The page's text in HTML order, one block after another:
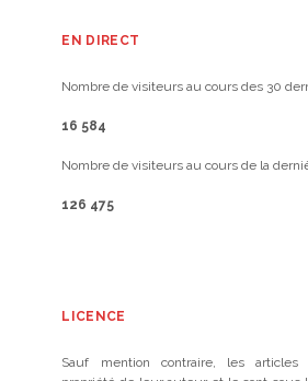
EN DIRECT
Nombre de visiteurs au cours des 30
16 584
Nombre de visiteurs au cours de la
126 475
LICENCE
Sauf mention contraire, les